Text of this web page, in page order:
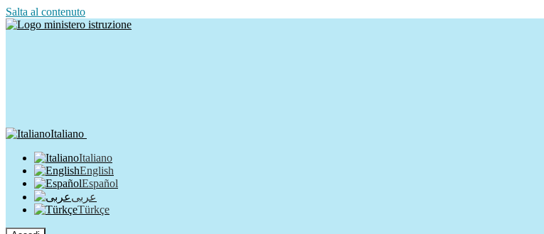
Salta al contenuto
Italiano
Italiano
English
Español
عربى
Türkçe